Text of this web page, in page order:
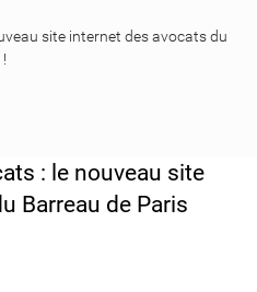
: le nouveau site
Barreau de Paris